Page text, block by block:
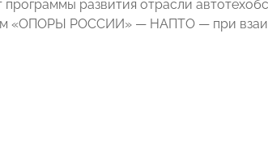
программы развития отрасли
«ОПОРЫ РОССИИ» — НАПТО — при